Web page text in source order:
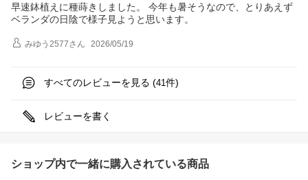
早速鉢植えに種蒔きしました。 今年も暑そうなので、とりあえず
ベランダの日陰で様子見ようと思います。
みゆう2577さん 2026/05/19
すべてのレビューを見る (41 件)
レビューを書く
ショップ内で一緒に購入されている商品